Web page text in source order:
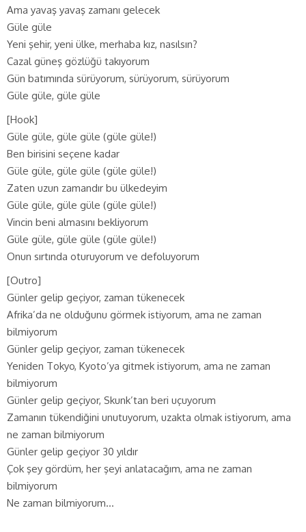
Ama yavaş yavaş zamanı gelecek
Güle güle
Yeni şehir, yeni ülke, merhaba kız, nasılsın?
Cazal güneş gözlüğü takıyorum
Gün batımında sürüyorum, sürüyorum, sürüyorum
Güle güle, güle güle
[Hook]
Güle güle, güle güle (güle güle!)
Ben birisini seçene kadar
Güle güle, güle güle (güle güle!)
Zaten uzun zamandır bu ülkedeyim
Güle güle, güle güle (güle güle!)
Vincin beni almasını bekliyorum
Güle güle, güle güle (güle güle!)
Onun sırtında oturuyorum ve defoluyorum
[Outro]
Günler gelip geçiyor, zaman tükenecek
Afrika’da ne olduğunu görmek istiyorum, ama ne zaman
bilmiyorum
Günler gelip geçiyor, zaman tükenecek
Yeniden Tokyo, Kyoto’ya gitmek istiyorum, ama ne zaman
bilmiyorum
Günler gelip geçiyor, Skunk’tan beri uçuyorum
Zamanın tükendiğini unutuyorum, uzakta olmak istiyorum, ama
ne zaman bilmiyorum
Günler gelip geçiyor 30 yıldır
Çok şey gördüm, her şeyi anlatacağım, ama ne zaman
bilmiyorum
Ne zaman bilmiyorum…